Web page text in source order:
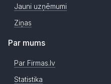
Jauni uzņēmumi
Ziņas
Par mums
Par Firmas.lv
Statistika